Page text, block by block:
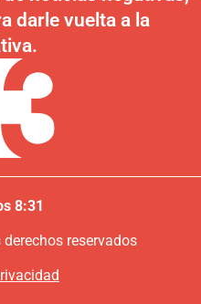
darle vuelta a la
8:31
reservados